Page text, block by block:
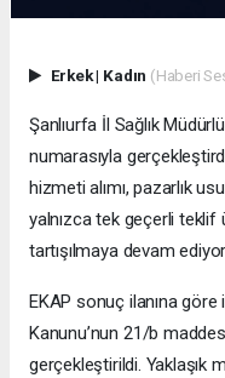
Erkek| Kadın (Haberi
Şanlıurfa İl Sağlık
numarasıyla
hizmeti alımı, pazarlık
yalnızca tek geçerli teklif
tartışılmaya devam
EKAP sonuç ilanına göre
Kanunu’nun 21/b
gerçekleştirildi. Yaklaşık